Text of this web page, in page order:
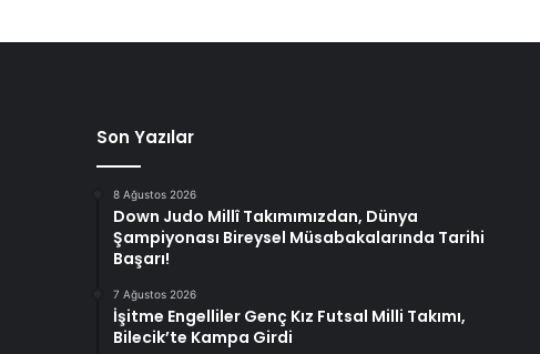
Son Yazılar
8 Ağustos 2026
Down Judo Millî Takımımızdan, Dünya
Şampiyonası Bireysel Müsabakalarında Tarihi
Başarı!
7 Ağustos 2026
İşitme Engelliler Genç Kız Futsal Milli Takımı,
Bilecik’te Kampa Girdi